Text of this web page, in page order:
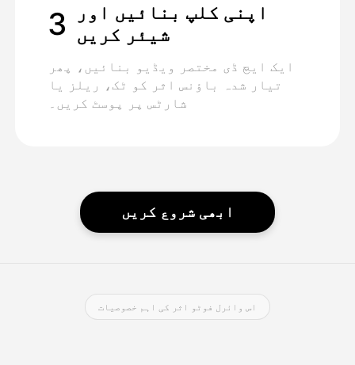
3
اپنی کلپ بنائیں اور
شیئر کریں
ایک ایچ ڈی مختصر ویڈیو بنائیں، پھر
تیار شدہ باؤنس اثر کو ٹک، ریلز یا
شارٹس پر پوسٹ کریں۔
ابھی شروع کریں
اس وائرل فوٹو اثر کی اہم خصوصیات